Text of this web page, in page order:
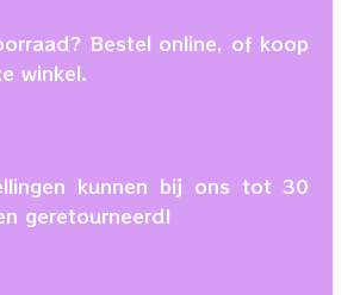
Bestel online, of koop
winkel.
kunnen bij ons tot 30
geretourneerd!